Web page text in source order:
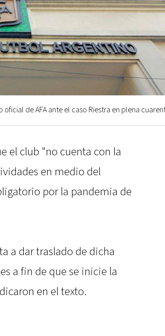
oficial de AFA ante el caso Riestra en plena
el club "no cuenta con la
en medio del
por la pandemia de
a dar traslado de dicha
a fin de que se inicie la
en el texto.